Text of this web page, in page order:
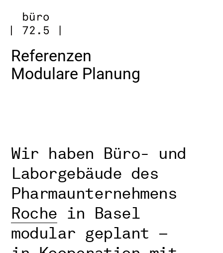
Inhalt
springen
Referenzen
Modulare Planung
Wir haben Büro- und
Laborgebäude des
Pharmaunternehmens
Roche in Basel
modular geplant –